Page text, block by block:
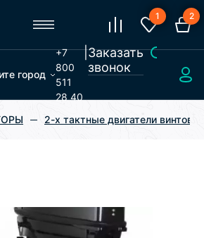
1 2
город
+7
800
511
28 40
|Заказать
звонок
2-х тактные двигатели